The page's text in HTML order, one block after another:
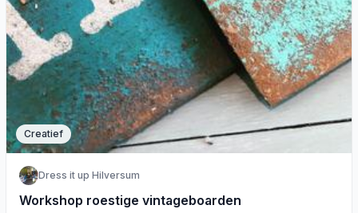
Creatief
Dress it up Hilversum
Workshop roestige vintageboarden